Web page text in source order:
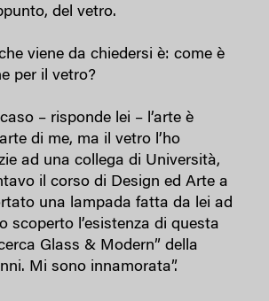
del vetro.
viene da chiedersi è: come è
per il vetro?
– risponde lei – l’arte è
di me, ma il vetro l’ho
ad una collega di Università,
il corso di Design ed Arte a
una lampada fatta da lei ad
scoperto l’esistenza di questa
Glass & Modern” della
Mi sono innamorata”.